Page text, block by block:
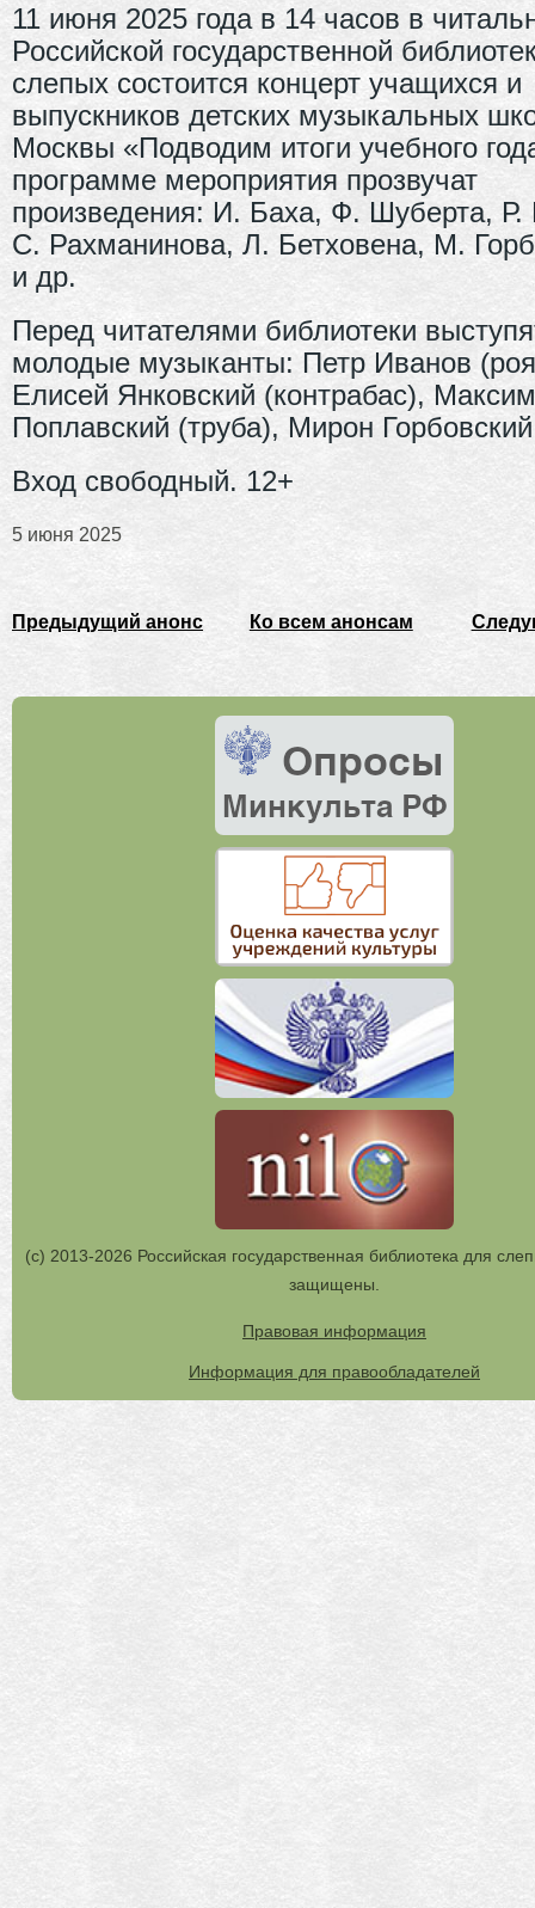
11 июня 2025 года в 14 часов в
Российской государственной
слепых состоится концерт учащихся и
выпускников детских музыкальных
Москвы «Подводим итоги учебного
программе мероприятия прозвучат
произведения: И. Баха, Ф. Шуберта,
С. Рахманинова, Л. Бетховена, М.
и др.
Перед читателями библиотеки
молодые музыканты: Петр Иванов
Елисей Янковский (контрабас), Максим
Поплавский (труба), Мирон
Вход свободный. 12+
5 июня 2025
Предыдущий анонс Ко всем анонсам
(с) 2013-2026 Российская государственная библиотека для
защищены.
Правовая информация
Информация для правообладателей